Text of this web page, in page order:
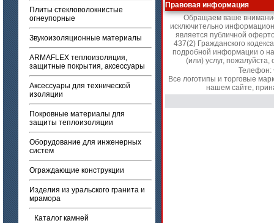
Плиты стекловолокнистые
огнеупорные
Звукоизоляционные материалы
ARMAFLEX теплоизоляция,
защитные покрытия, аксессуары
Аксессуары для технической
изоляции
Покровные материалы для
защиты теплоизоляции
Оборудование для инженерных
систем
Ограждающие конструкции
Изделия из уральского гранита и
мрамора
Каталог камней
Правовая информация
Обращаем ваше
исключительно
является публичной
437(2) Гражданского
подробной информации о
(или) услуг,
Телефон:
Все логотипы и торговые
нашем сайте,